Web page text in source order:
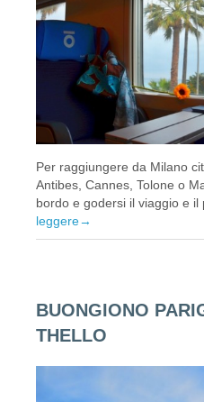
Per raggiungere da Milano
Antibes, Cannes, Tolone o
bordo e godersi il viaggio e il
leggere→
BUONGIONO
THELLO